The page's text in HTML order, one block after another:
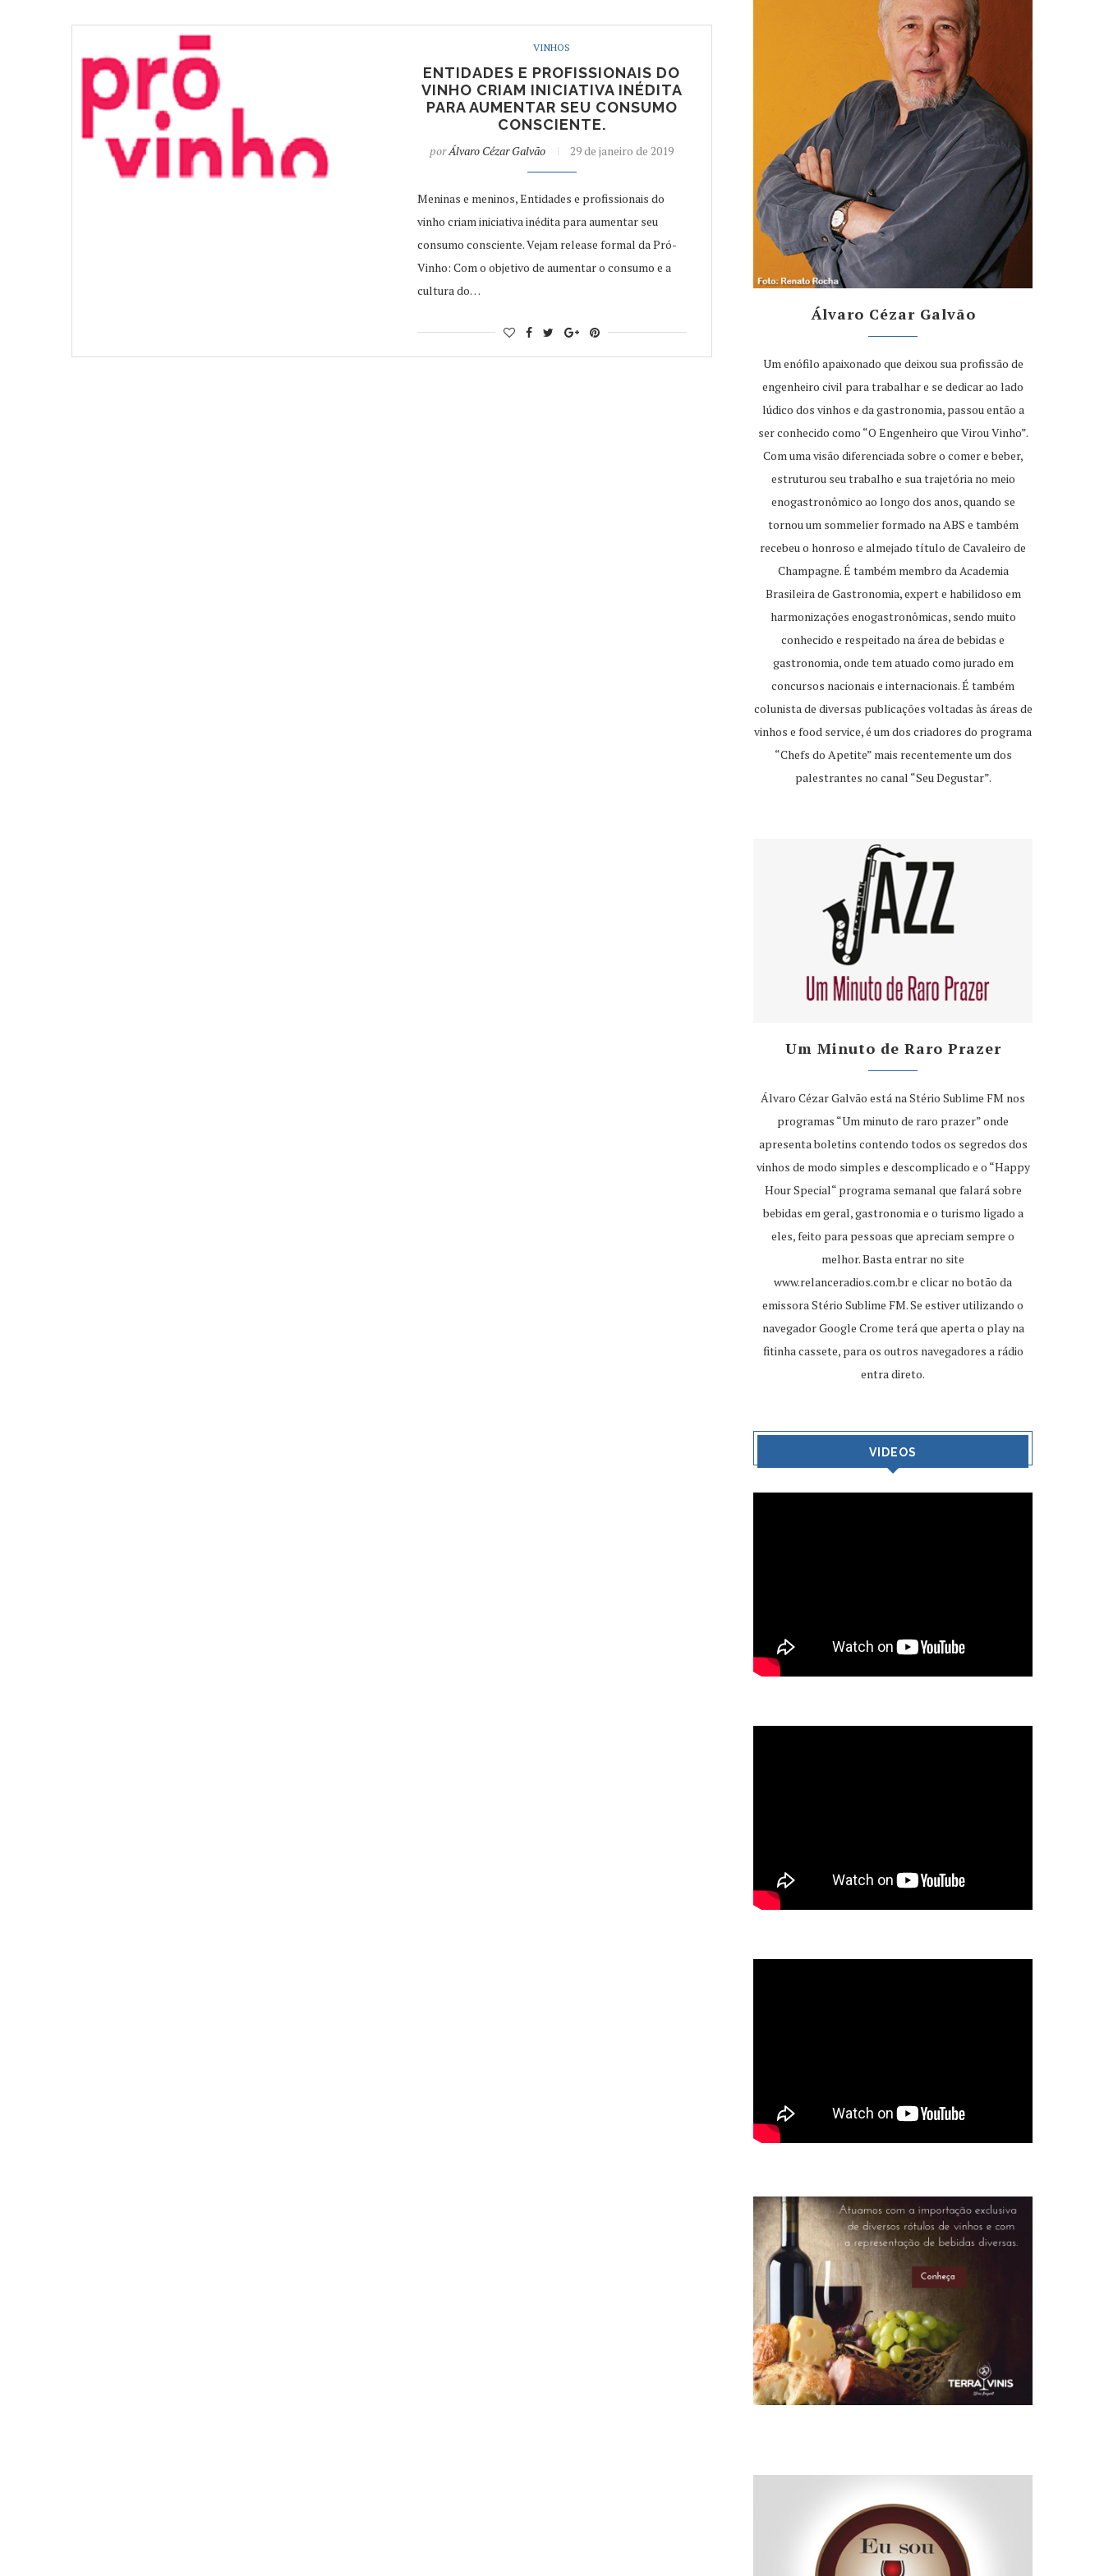
VINHOS
ENTIDADES E PROFISSIONAIS DO
VINHO CRIAM INICIATIVA INÉDITA
PARA AUMENTAR SEU CONSUMO
CONSCIENTE.
porÁlvaro Cézar Galvão 29 de janeiro de 2019
Meninas e meninos, Entidades e profissionais do
vinho criam iniciativa inédita para aumentar seu
consumo consciente. Vejam release formal da Pró-
Vinho: Com o objetivo de aumentar o consumo e a
cultura do…
Álvaro Cézar Galvão
Um enófilo apaixonado que deixou sua profissão de
engenheiro civil para trabalhar e se dedicar ao lado
lúdico dos vinhos e da gastronomia, passou então a
ser conhecido como “O Engenheiro que Virou Vinho”.
Com uma visão diferenciada sobre o comer e beber,
estruturou seu trabalho e sua trajetória no meio
enogastronômico ao longo dos anos, quando se
tornou um sommelier formado na ABS e também
recebeu o honroso e almejado título de Cavaleiro de
Champagne. É também membro da Academia
Brasileira de Gastronomia, expert e habilidoso em
harmonizações enogastronômicas, sendo muito
conhecido e respeitado na área de bebidas e
gastronomia, onde tem atuado como jurado em
concursos nacionais e internacionais. É também
colunista de diversas publicações voltadas às áreas de
vinhos e food service, é um dos criadores do programa
“Chefs do Apetite” mais recentemente um dos
palestrantes no canal “Seu Degustar”.
Um Minuto de Raro Prazer
Álvaro Cézar Galvão está na Stério Sublime FM nos
programas “Um minuto de raro prazer” onde
apresenta boletins contendo todos os segredos dos
vinhos de modo simples e descomplicado e o “Happy
Hour Special“ programa semanal que falará sobre
bebidas em geral, gastronomia e o turismo ligado a
eles, feito para pessoas que apreciam sempre o
melhor. Basta entrar no site
www.relanceradios.com.bre clicar no botão da
emissora Stério Sublime FM. Se estiver utilizando o
navegador Google Crome terá que aperta o play na
fitinha cassete, para os outros navegadores a rádio
entra direto.
VIDEOS